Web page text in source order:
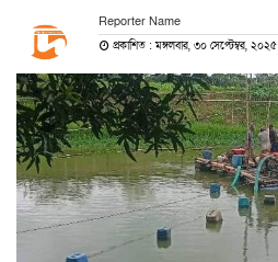
Reporter Name
প্রকাশিত : মঙ্গলবার, ৩০ সেপ্টেম্বর, ২০২৫